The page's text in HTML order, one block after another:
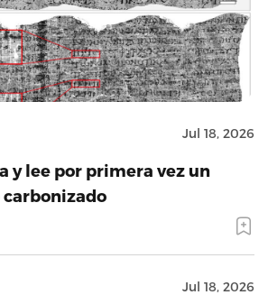
Jul 18, 2026
y lee por primera vez un
Jul 18, 2026